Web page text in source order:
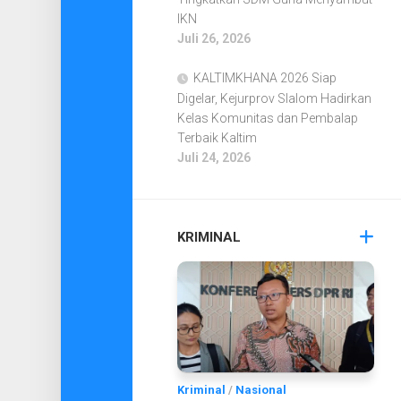
IKN
Juli 26, 2026
KALTIMKHANA 2026 Siap
Digelar, Kejurprov Slalom Hadirkan
Kelas Komunitas dan Pembalap
Terbaik Kaltim
Juli 24, 2026
KRIMINAL
Kriminal / Nasional